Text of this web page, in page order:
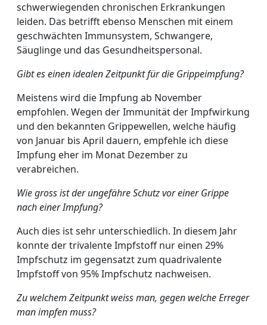
schwerwiegenden chronischen Erkrankungen
leiden. Das betrifft ebenso Menschen mit einem
geschwächten Immunsystem, Schwangere,
Säuglinge und das Gesundheitspersonal.
Gibt es einen idealen Zeitpunkt für die Grippeimpfung?
Meistens wird die Impfung ab November
empfohlen. Wegen der Immunität der Impfwirkung
und den bekannten Grippewellen, welche häufig
von Januar bis April dauern, empfehle ich diese
Impfung eher im Monat Dezember zu
verabreichen.
Wie gross ist der ungefähre Schutz vor einer Grippe
nach einer Impfung?
Auch dies ist sehr unterschiedlich. In diesem Jahr
konnte der trivalente Impfstoff nur einen 29%
Impfschutz im gegensatzt zum quadrivalente
Impfstoff von 95% Impfschutz nachweisen.
Zu welchem Zeitpunkt weiss man, gegen welche Erreger
man impfen muss?